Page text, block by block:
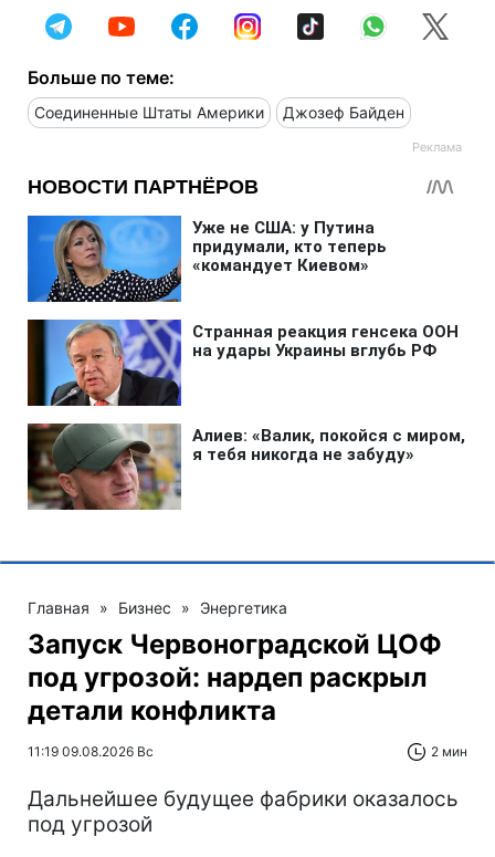
Больше по теме:
Соединенные Штаты Америки Джозеф Байден
Главная » Бизнес » Энергетика
Запуск Червоноградской ЦОФ
под угрозой: нардеп раскрыл
детали конфликта
11:19 09.08.2026 Вс 2 мин
Дальнейшее будущее фабрики оказалось
под угрозой